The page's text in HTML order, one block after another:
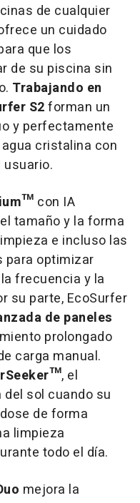
de cualquier
un cuidado
que los
de su piscina sin
Trabajando en
S2forman un
y perfectamente
cristalina con
con IA
tamaño y la forma
e incluso las
para optimizar
frecuencia y la
su parte, EcoSurfer
de paneles
prolongado
carga manual.
, el
sol cuando su
de forma
limpieza
todo el día.
mejora la